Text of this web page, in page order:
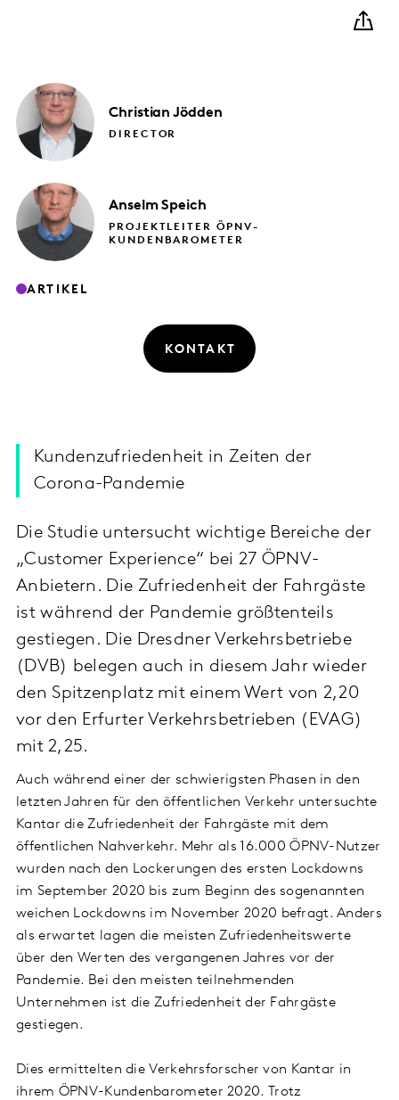
Christian Jödden
DIRECTOR
Anselm Speich
PROJEKTLEITER ÖPNV-
KUNDENBAROMETER
ARTIKEL
KONTAKT
Kundenzufriedenheit in Zeiten der
Corona-Pandemie
Die Studie untersucht wichtige Bereiche der
„Customer Experience“ bei 27 ÖPNV-
Anbietern. Die Zufriedenheit der Fahrgäste
ist während der Pandemie größtenteils
gestiegen. Die Dresdner Verkehrsbetriebe
(DVB) belegen auch in diesem Jahr wieder
den Spitzenplatz mit einem Wert von 2,20
vor den Erfurter Verkehrsbetrieben (EVAG)
mit 2,25.
Auch während einer der schwierigsten Phasen in den
letzten Jahren für den öffentlichen Verkehr untersuchte
Kantar die Zufriedenheit der Fahrgäste mit dem
öffentlichen Nahverkehr. Mehr als 16.000 ÖPNV-Nutzer
wurden nach den Lockerungen des ersten Lockdowns
im September 2020 bis zum Beginn des sogenannten
weichen Lockdowns im November 2020 befragt. Anders
als erwartet lagen die meisten Zufriedenheitswerte
über den Werten des vergangenen Jahres vor der
Pandemie. Bei den meisten teilnehmenden
Unternehmen ist die Zufriedenheit der Fahrgäste
gestiegen.
Dies ermittelten die Verkehrsforscher von Kantar in
ihrem ÖPNV-Kundenbarometer 2020. Trotz